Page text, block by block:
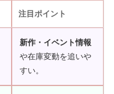
注目ポイント
新作・イベント情報
や在庫変動を追いや
すい。